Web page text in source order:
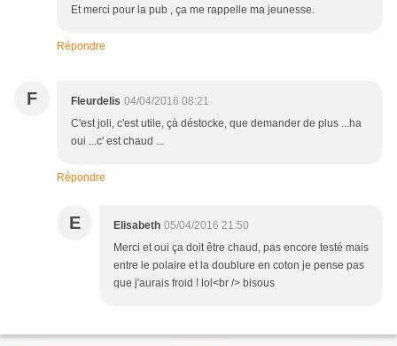
Et merci pour la pub , ça me rappelle ma jeunesse.
Répondre
F Fleurdelis 04/04/2016 08:21
C'est joli, c'est utile, çà déstocke, que demander de plus ...ha
oui ...c' est chaud ...
Répondre
E Elisabeth 05/04/2016 21:50
Merci et oui ça doit être chaud, pas encore testé mais
entre le polaire et la doublure en coton je pense pas
que j'aurais froid ! lol<br /> bisous